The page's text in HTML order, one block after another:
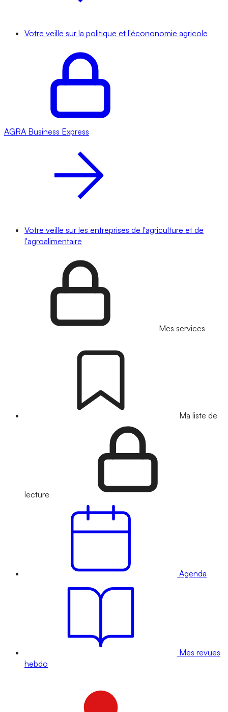
Votre veille sur la politique et l'écononomie agricole
AGRA Business Express
Votre veille sur les entreprises de l'agriculture et de
l'agroalimentaire
Mes services
Ma liste de
lecture
Agenda
Mes revues
hebdo